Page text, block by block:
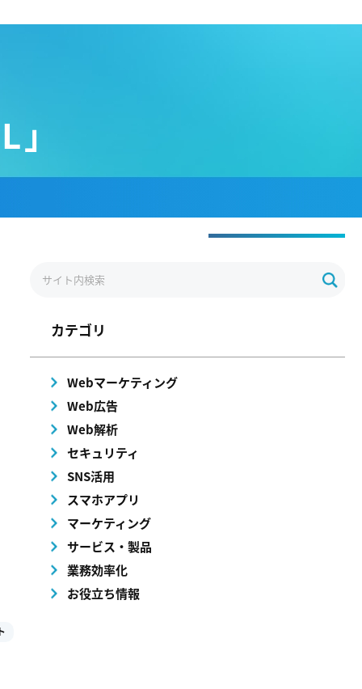
カテゴリ
Webマーケティング
Web広告
Web解析
セキュリティ
SNS活用
スマホアプリ
マーケティング
サービス・製品
業務効率化
お役立ち情報